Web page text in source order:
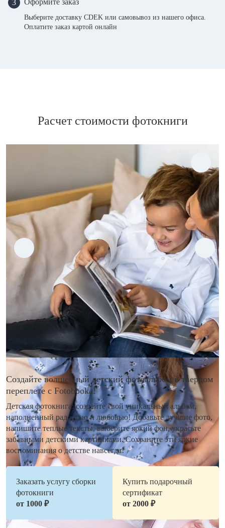
3 Оформите заказ
Выберите доставку CDEK или самовывоз из нашего офиса.
Оплатите заказ картой онлайн
Расчет стоимости фотокниги
Создайте волшебный детский фотоальбом в твердом
переплете с Fotobooka!
Детская фотокнига: создайте свой уникальный альбом,
наполненный радостью и любовью! Добавьте лучшие фото,
напишите теплые тексты, выберите яркий фон, украсьте
забавными детскими картинками. Сохраните эти яркие
воспоминания о детстве навсегда!
Заказать услугу сборки
фотокниги
от 1000 ₽
Купить подарочный
сертификат
от 2000 ₽